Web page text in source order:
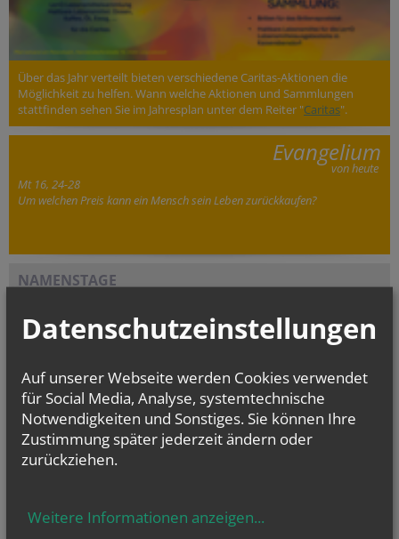
Über das Jahr verteilt bieten verschiedene Caritas-Aktionen die
Möglichkeit zu helfen. Wann welche Aktionen und Sammlungen
stattfinden sehen Sie im Jahresplan unter dem Reiter "Caritas".
Evangelium
von heute
Mt 16, 24-28
Um welchen Preis kann ein Mensch sein Leben zurückkaufen?
NAMENSTAGE
Datenschutzeinstellungen
Auf unserer Webseite werden Cookies verwendet
für Social Media, Analyse, systemtechnische
Notwendigkeiten und Sonstiges. Sie können Ihre
Zustimmung später jederzeit ändern oder
zurückziehen.
Weitere Informationen anzeigen...